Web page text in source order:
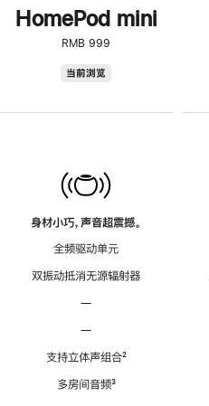
HomePod mini
RMB 999
当前浏览
身材小巧，声音超震撼。
全频驱动单元
双振动抵消无源辐射器
—
—
支持立体声组合脚
²
多房间音频脚
³